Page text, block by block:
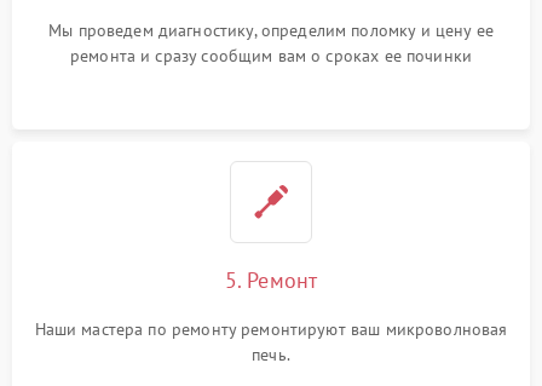
Мы проведем диагностику, определим поломку и цену ее
ремонта и сразу сообщим вам о сроках ее починки
5. Ремонт
Наши мастера по ремонту ремонтируют ваш микроволновая
печь.